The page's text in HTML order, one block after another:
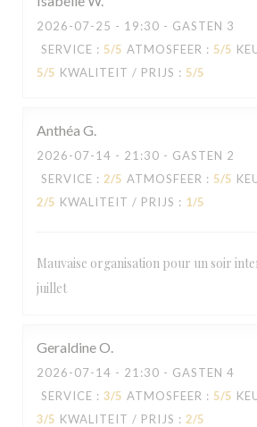
2026-07-25 - 19:30 - GASTEN 3
SERVICE : 5/5 ATMOSFEER : 5/5
5/5 KWALITEIT / PRIJS : 5/5
Anthéa G
2026-07-14 - 21:30 - GASTEN 2
SERVICE : 2/5 ATMOSFEER : 5/5
2/5 KWALITEIT / PRIJS : 1/5
Mauvaise organisation pour un soir
juillet
GeraldineO
2026-07-14 - 21:30 - GASTEN 4
SERVICE : 3/5 ATMOSFEER : 5/5
3/5 KWALITEIT / PRIJS : 2/5